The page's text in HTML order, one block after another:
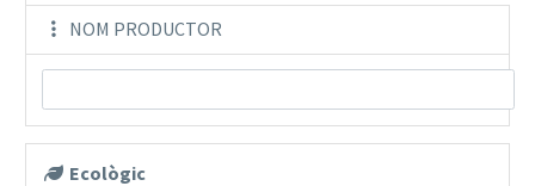
NOM PRODUCTOR
Ecològic